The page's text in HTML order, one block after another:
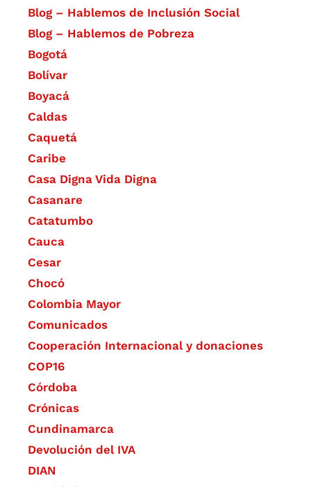
Blog – Hablemos de Inclusión Social
Blog – Hablemos de Pobreza
Bogotá
Bolívar
Boyacá
Caldas
Caquetá
Caribe
Casa Digna Vida Digna
Casanare
Catatumbo
Cauca
Cesar
Chocó
Colombia Mayor
Comunicados
Cooperación Internacional y donaciones
COP16
Córdoba
Crónicas
Cundinamarca
Devolución del IVA
DIAN